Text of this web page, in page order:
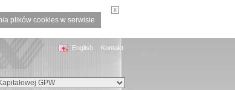
plików cookies w serwisie
English Kontakt